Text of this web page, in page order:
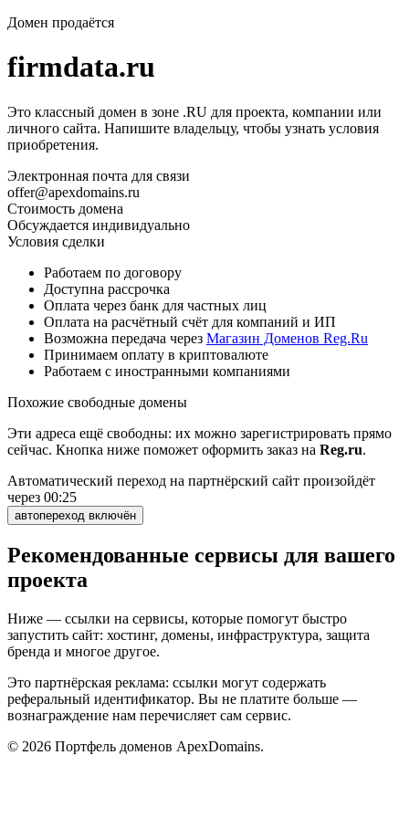
Домен продаётся
firmdata.ru
Это классный домен в зоне .RU для проекта, компании или
личного сайта. Напишите владельцу, чтобы узнать условия
приобретения.
Электронная почта для связи
offer@apexdomains.ru
Стоимость домена
Обсуждается индивидуально
Условия сделки
Работаем по договору
Доступна рассрочка
Оплата через банк для частных лиц
Оплата на расчётный счёт для компаний и ИП
Возможна передача через Магазин Доменов Reg.Ru
Принимаем оплату в криптовалюте
Работаем с иностранными компаниями
Похожие свободные домены
Эти адреса ещё свободны: их можно зарегистрировать прямо
сейчас. Кнопка ниже поможет оформить заказ на Reg.ru.
Автоматический переход на партнёрский сайт произойдёт
через 00:25
автопереход включён
Рекомендованные сервисы для вашего
проекта
Ниже — ссылки на сервисы, которые помогут быстро
запустить сайт: хостинг, домены, инфраструктура, защита
бренда и многое другое.
Это партнёрская реклама: ссылки могут содержать
реферальный идентификатор. Вы не платите больше —
вознаграждение нам перечисляет сам сервис.
© 2026 Портфель доменов ApexDomains.